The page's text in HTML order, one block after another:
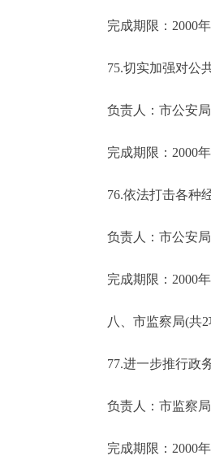
完成期限：2000年
75.切实加强对公共
负责人：市公安局
完成期限：2000年
76.依法打击各种经
负责人：市公安局
完成期限：2000年
八、市监察局(共2
77.进一步推行政务
负责人：市监察局
完成期限：2000年